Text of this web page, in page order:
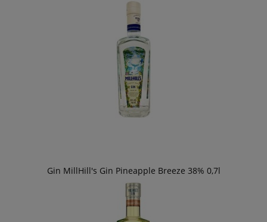
Gin MillHill's Gin Pineapple Breeze 38% 0,7l